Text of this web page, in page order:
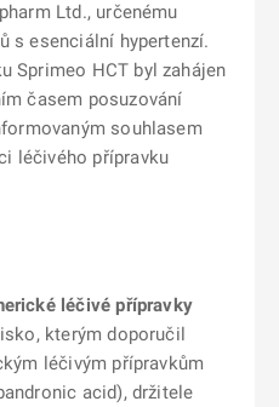
Ltd., určenému
s esenciální hypertenzí.
Sprimeo HCT byl zahájen
časem posuzování
souhlasem
léčivého přípravku
léčivé přípravky
kterým doporučil
léčivým přípravkům
acid), držitele